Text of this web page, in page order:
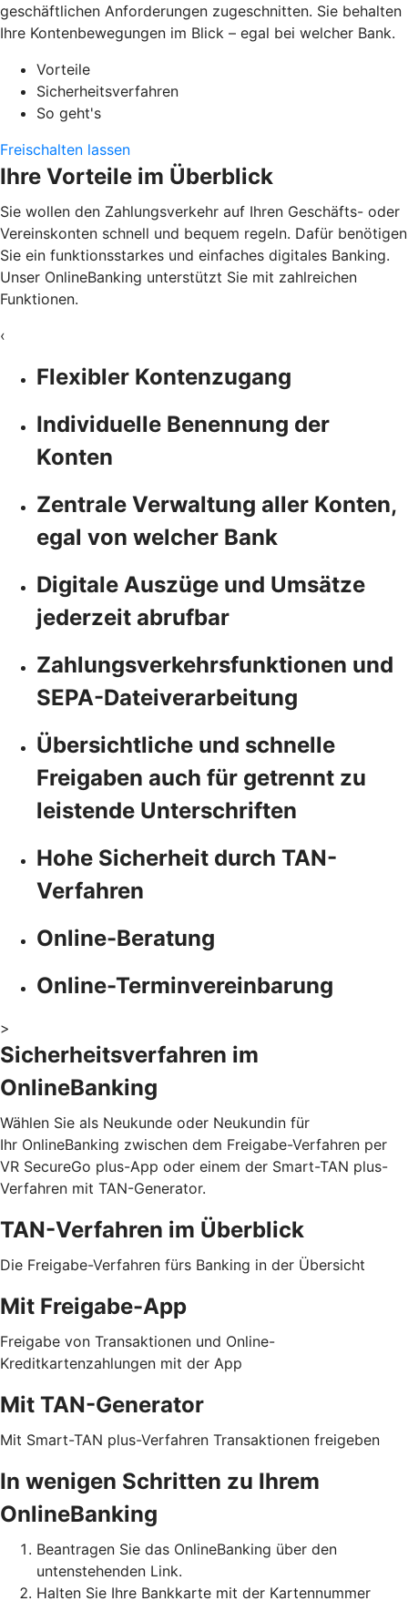
geschäftlichen Anforderungen zugeschnitten. Sie behalten
Ihre Kontenbewegungen im Blick – egal bei welcher Bank.
Vorteile
Sicherheitsverfahren
So geht's
Freischalten lassen
Ihre Vorteile im Überblick
Sie wollen den Zahlungsverkehr auf Ihren Geschäfts- oder
Vereinskonten schnell und bequem regeln. Dafür benötigen
Sie ein funktionsstarkes und einfaches digitales Banking.
Unser OnlineBanking unterstützt Sie mit zahlreichen
Funktionen.
‹
Flexibler Kontenzugang
Individuelle Benennung der
Konten
Zentrale Verwaltung aller Konten,
egal von welcher Bank
Digitale Auszüge und Umsätze
jederzeit abrufbar
Zahlungsverkehrsfunktionen und
SEPA-Dateiverarbeitung
Übersichtliche und schnelle
Freigaben auch für getrennt zu
leistende Unterschriften
Hohe Sicherheit durch TAN-
Verfahren
Online-Beratung
Online-Terminvereinbarung
>
Sicherheitsverfahren im
OnlineBanking
Wählen Sie als Neukunde oder Neukundin für
Ihr OnlineBanking zwischen dem Freigabe-Verfahren per
VR SecureGo plus-App oder einem der Smart-TAN plus-
Verfahren mit TAN-Generator.
TAN-Verfahren im Überblick
Die Freigabe-Verfahren fürs Banking in der Übersicht
Mit Freigabe-App
Freigabe von Transaktionen und Online-
Kreditkartenzahlungen mit der App
Mit TAN-Generator
Mit Smart-TAN plus-Verfahren Transaktionen freigeben
In wenigen Schritten zu Ihrem
OnlineBanking
Beantragen Sie das OnlineBanking über den
untenstehenden Link.
Halten Sie Ihre Bankkarte mit der Kartennummer